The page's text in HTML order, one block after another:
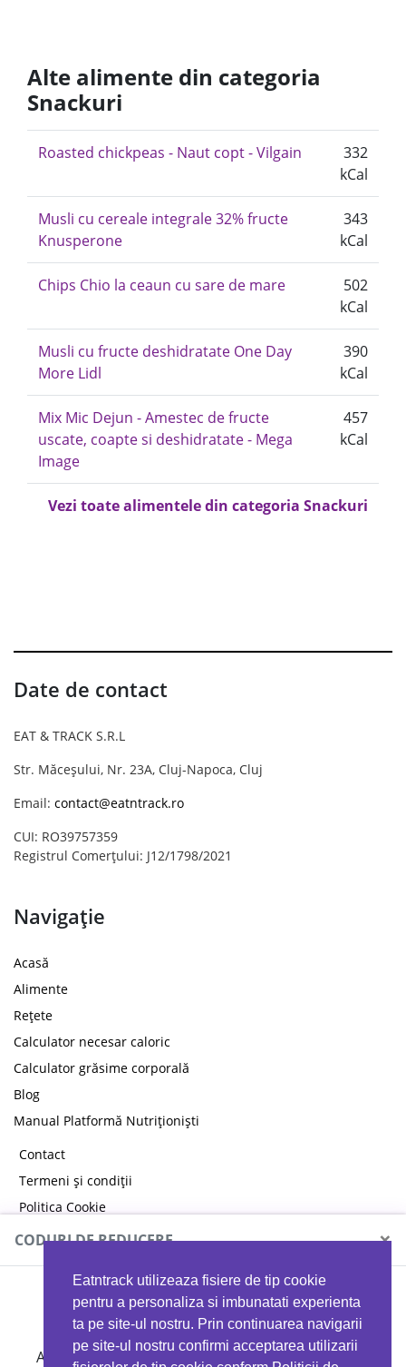
Eatntrack utilizeaza fisiere de tip cookie
pentru a personaliza si imbunatati experienta
ta pe site-ul nostru. Prin continuarea navigarii
pe site-ul nostru confirmi acceptarea utilizarii
Alte alimente din categoria
Snackuri
Roasted chickpeas - Naut copt - Vilgain
332
kCal
Musli cu cereale integrale 32% fructe
Knusperone
343
kCal
Chips Chio la ceaun cu sare de mare
502
kCal
Musli cu fructe deshidratate One Day
More Lidl
390
kCal
Mix Mic Dejun - Amestec de fructe
uscate, coapte si deshidratate - Mega
Image
457
kCal
Vezi toate alimentele din categoria Snackuri
Date de contact
EAT & TRACK S.R.L
Str. Măceșului, Nr. 23A, Cluj-Napoca, Cluj
Email: contact@eatntrack.ro
CUI: RO39757359
Registrul Comerțului: J12/1798/2021
Navigație
Acasă
Alimente
Rețete
Calculator necesar caloric
Calculator grăsime corporală
Blog
Manual Platformă Nutriționiști
Contact
Termeni și condiții
Politica Cookie
Politica de confidențialitate
CODURI DE REDUCERE ×
MYPROTEIN
Ai 40%reducere la orice comandă folosind codul